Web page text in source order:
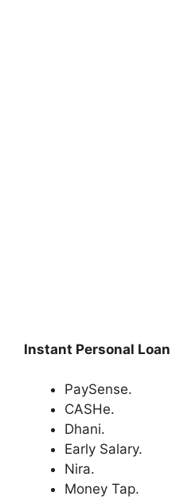
Instant Personal
PaySense.
CASHe.
Dhani.
Early Salary.
Nira.
Money Tap.